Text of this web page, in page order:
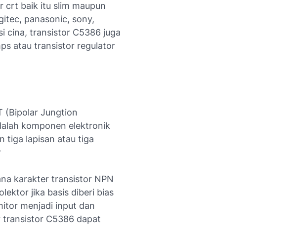
crt baik itu slim maupun
panasonic, sony,
cina, transistor C5386 juga
atau transistor regulator
(Bipolar Jungtion
komponen elektronik
tiga lapisan atau tiga
karakter transistor NPN
jika basis diberi bias
menjadi input dan
C5386 dapat